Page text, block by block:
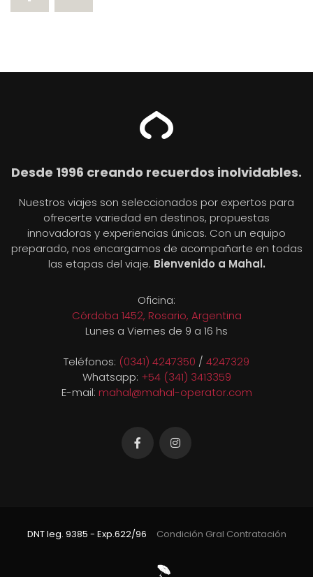
Desde 1996 creando recuerdos inolvidables.
Nuestros viajes son seleccionados por expertos para
ofrecerte variedad en destinos, propuestas
innovadoras y experiencias únicas. Con un equipo
preparado, nos encargamos de acompañarte en todas
las etapas del viaje. Bienvenido a Mahal.
Oficina:
Córdoba 1452, Rosario, Argentina
Lunes a Viernes de 9 a 16 hs
Teléfonos: (0341) 4247350 / 4247329
Whatsapp: +54 (341) 3413359
E-mail: mahal@mahal-operator.com
DNT leg. 9385 - Exp.622/96 Condición Gral Contratación